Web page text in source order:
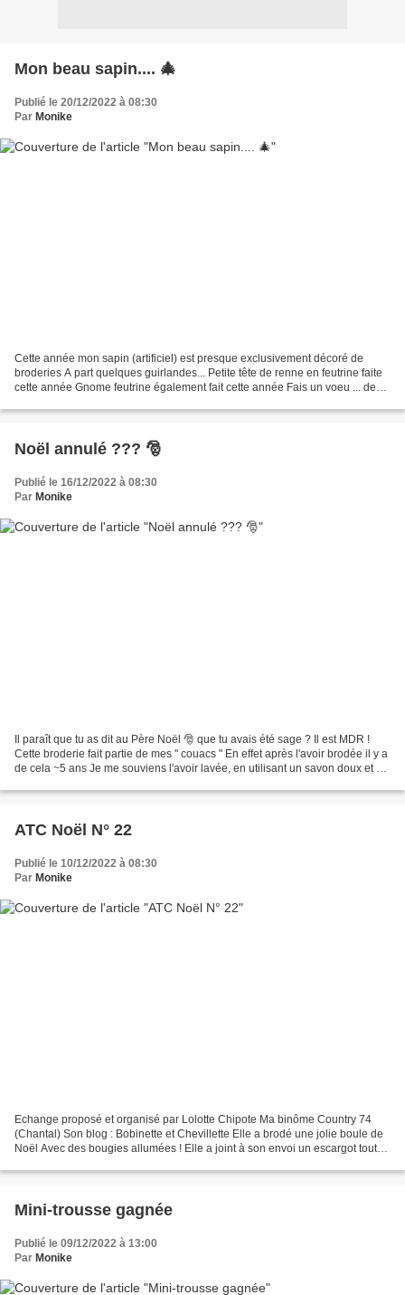
Mon beau sapin.... 🎄
Publié le 20/12/2022 à 08:30
Par Monike
Cette année mon sapin (artificiel) est presque exclusivement décoré de
broderies A part quelques guirlandes... Petite tête de renne en feutrine faite
cette année Gnome feutrine également fait cette année Fais un voeu ... de
Noël annulé ??? 🎅
Publié le 16/12/2022 à 08:30
Par Monike
Il paraît que tu as dit au Père Noël 🎅 que tu avais été sage ? Il est MDR !
Cette broderie fait partie de mes " couacs " En effet après l'avoir brodée il y a
de cela ~5 ans Je me souviens l'avoir lavée, en utilisant un savon doux et de
ATC Noël N° 22
Publié le 10/12/2022 à 08:30
Par Monike
Echange proposé et organisé par Lolotte Chipote Ma binôme Country 74
(Chantal) Son blog : Bobinette et Chevillette Elle a brodé une jolie boule de
Noël Avec des bougies allumées ! Elle a joint à son envoi un escargot tout
Mini-trousse gagnée
Publié le 09/12/2022 à 13:00
Par Monike